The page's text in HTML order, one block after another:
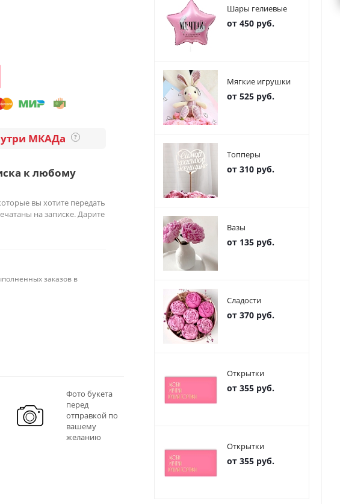
МКАДа ?
к любому
вы хотите передать
на записке. Дарите
заказов в
Фото букета
перед
отправкой по
вашему
желанию
Шары гелиевые
от 450 руб.
Мягкие игрушки
от 525 руб.
Топперы
от 310 руб.
Вазы
от 135 руб.
Сладости
от 370 руб.
Открытки
от 355 руб.
Открытки
от 355 руб.